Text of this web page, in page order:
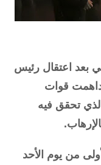
بعد اعتقال رئيس
داهمت قوات
تحقق فيه
من يوم الأحد